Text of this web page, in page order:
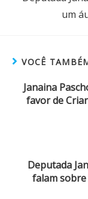
um
VOCÊ
Janaina
favor de
Deputada
falam sobre